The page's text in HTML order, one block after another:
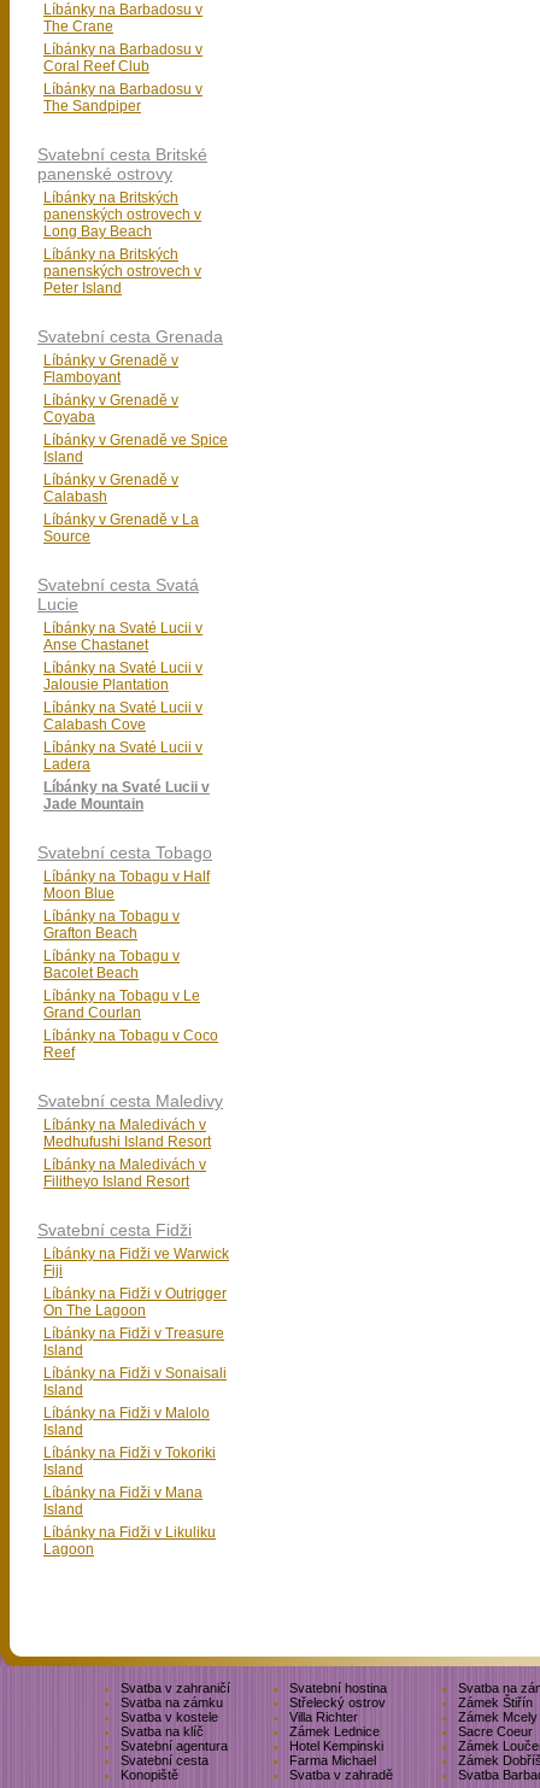
Líbánky na Barbadosu v
The Crane
Líbánky na Barbadosu v
Coral Reef Club
Líbánky na Barbadosu v
The Sandpiper
Svatební cesta Britské
panenské ostrovy
Líbánky na Britských
panenských ostrovech v
Long Bay Beach
Líbánky na Britských
panenských ostrovech v
Peter Island
Svatební cesta Grenada
Líbánky v Grenadě v
Flamboyant
Líbánky v Grenadě v
Coyaba
Líbánky v Grenadě ve Spice
Island
Líbánky v Grenadě v
Calabash
Líbánky v Grenadě v La
Source
Svatební cesta Svatá
Lucie
Líbánky na Svaté Lucii v
Anse Chastanet
Líbánky na Svaté Lucii v
Jalousie Plantation
Líbánky na Svaté Lucii v
Calabash Cove
Líbánky na Svaté Lucii v
Ladera
Líbánky na Svaté Lucii v
Jade Mountain
Svatební cesta Tobago
Líbánky na Tobagu v Half
Moon Blue
Líbánky na Tobagu v
Grafton Beach
Líbánky na Tobagu v
Bacolet Beach
Líbánky na Tobagu v Le
Grand Courlan
Líbánky na Tobagu v Coco
Reef
Svatební cesta Maledivy
Líbánky na Maledivách v
Medhufushi Island Resort
Líbánky na Maledivách v
Filitheyo Island Resort
Svatební cesta Fidži
Líbánky na Fidži ve Warwick
Fiji
Líbánky na Fidži v Outrigger
On The Lagoon
Líbánky na Fidži v Treasure
Island
Líbánky na Fidži v Sonaisali
Island
Líbánky na Fidži v Malolo
Island
Líbánky na Fidži v Tokoriki
Island
Líbánky na Fidži v Mana
Island
Líbánky na Fidži v Likuliku
Lagoon
Svatba v zahraničí Svatební hostina
Svatba na
Svatba na zámku
Střelecký ostrov
Zámek Štiřín
Svatba v kostele
Villa Richter
Zámek Mcely
Svatba na klíč
Zámek Lednice
Sacre Coeur
Svatební agentura
Hotel Kempinski
Zámek
Svatební cesta
Farma Michael
Zámek
Konopiště
Svatba v zahradě Svatba